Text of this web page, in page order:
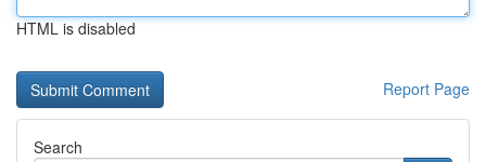
HTML is disabled
Report Page
Search